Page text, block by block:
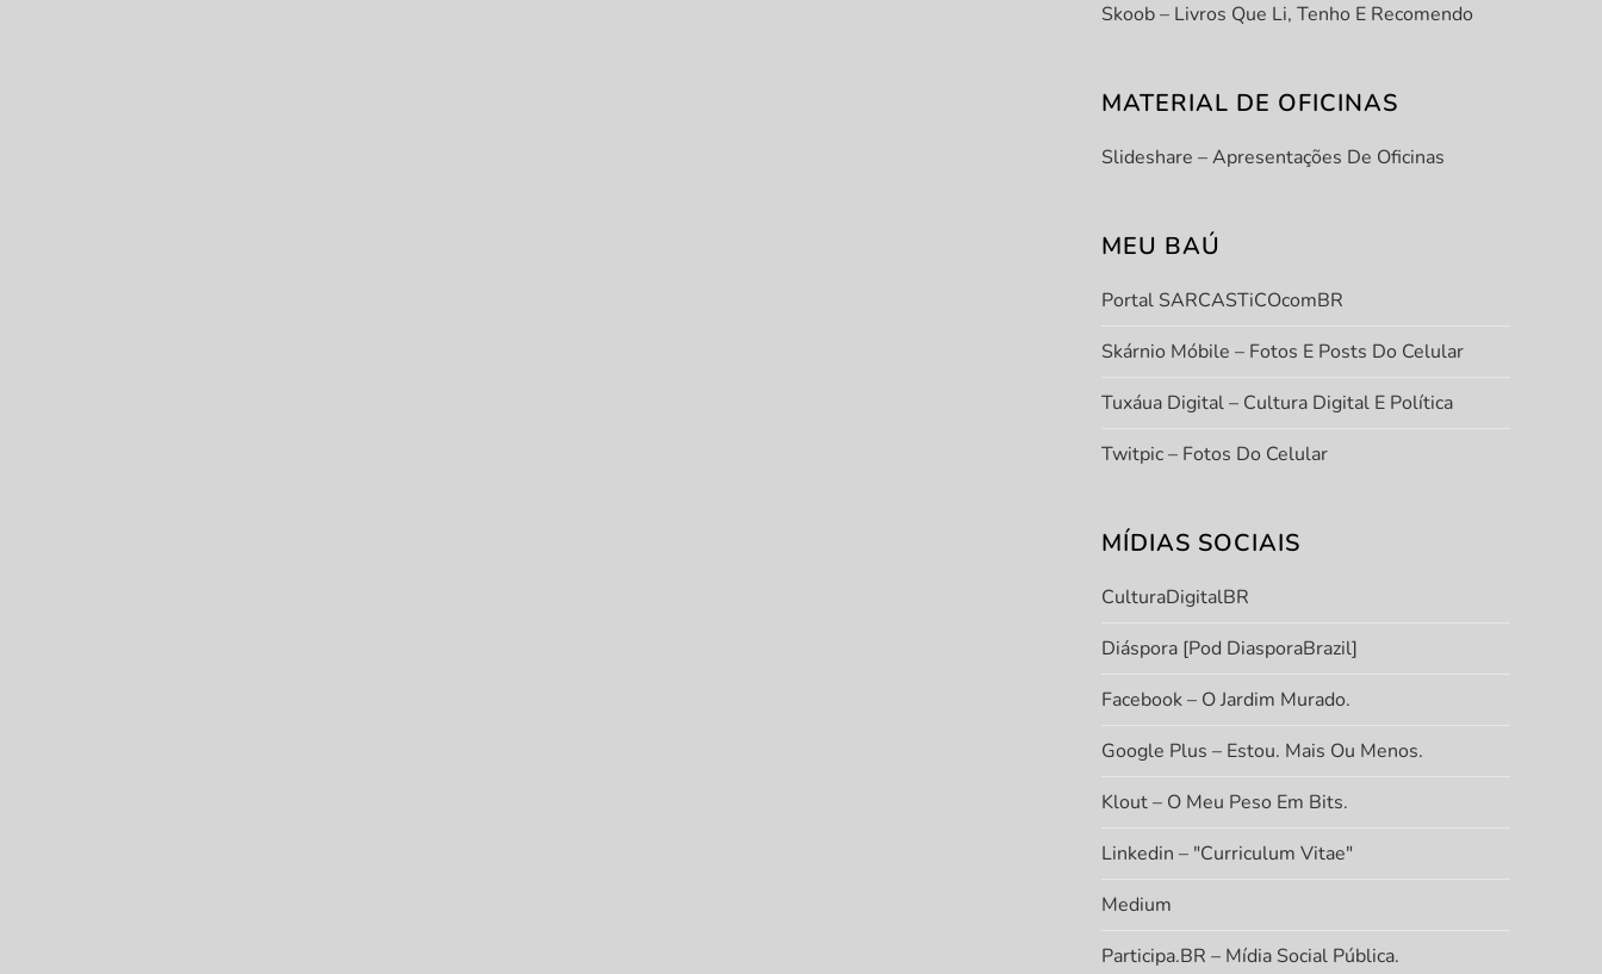
Skoob – Livros Que Li, Tenho E Recomendo
MATERIAL DE OFICINAS
Slideshare – Apresentações De Oficinas
MEU BAÚ
Portal SARCASTiCOcomBR
Skárnio Móbile – Fotos E Posts Do Celular
Tuxáua Digital – Cultura Digital E Política
Twitpic – Fotos Do Celular
MÍDIAS SOCIAIS
CulturaDigitalBR
Diáspora [Pod DiasporaBrazil]
Facebook – O Jardim Murado.
Google Plus – Estou. Mais Ou Menos.
Klout – O Meu Peso Em Bits.
Linkedin – "Curriculum Vitae"
Medium
Participa.BR – Mídia Social Pública.